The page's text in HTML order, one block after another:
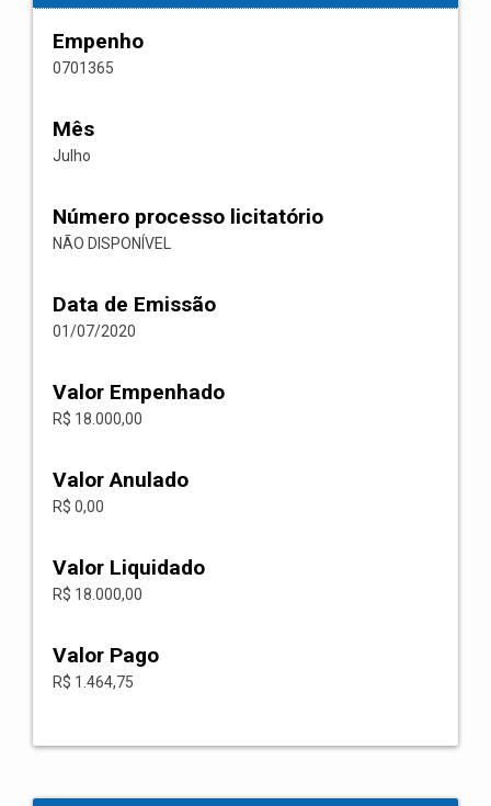
Empenho
0701365
Mês
Julho
Número processo licitatório
NÃO DISPONÍVEL
Data de Emissão
01/07/2020
Valor Empenhado
R$ 18.000,00
Valor Anulado
R$ 0,00
Valor Liquidado
R$ 18.000,00
Valor Pago
R$ 1.464,75